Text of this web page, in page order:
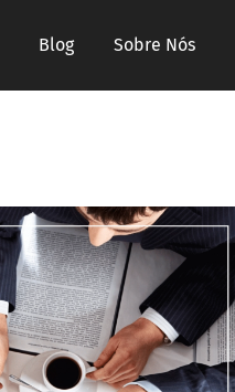
Blog Sobre Nós